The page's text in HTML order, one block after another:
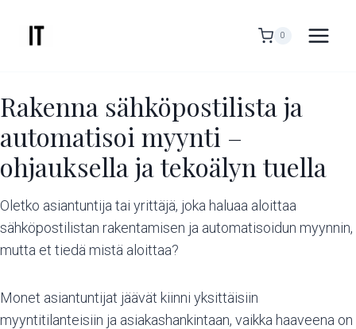
sisältöön
0
Rakenna sähköpostilista ja
automatisoi myynti –
ohjauksella ja tekoälyn tuella
Oletko asiantuntija tai yrittäjä, joka haluaa aloittaa
sähköpostilistan rakentamisen ja automatisoidun myynnin,
mutta et tiedä mistä aloittaa?
Monet asiantuntijat jäävät kiinni yksittäisiin
myyntitilanteisiin ja asiakashankintaan, vaikka haaveena on